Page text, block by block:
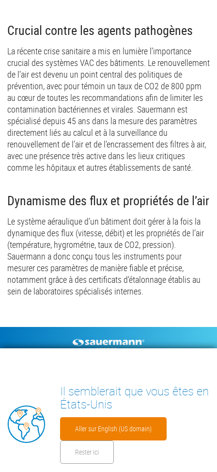
Crucial contre les agents pathogènes
La récente crise sanitaire a mis en lumière l’importance
crucial des systèmes VAC des bâtiments. Le renouvellement
de l’air est devenu un point central des politiques de
prévention, avec pour témoin un taux de CO2 de 800 ppm
au cœur de toutes les recommandations afin de limiter les
contamination bactériennes et virales. Sauermann est
spécialisé depuis 45 ans dans la mesure des paramètres
directement liés au calcul et à la surveillance du
renouvellement de l’air et de l’encrassement des filtres à air,
avec une présence très active dans les lieux critiques
comme les hôpitaux et autres établissements de santé.
Dynamisme des flux et propriétés de l’air
Le système aéraulique d’un bâtiment doit gérer à la fois la
dynamique des flux (vitesse, débit) et les propriétés de l’air
(température, hygrométrie, taux de CO2, pression).
Sauermann a donc conçu tous les instruments pour
mesurer ces paramètres de manière fiable et précise,
notamment grâce à des certificats d’étalonnage établis au
sein de laboratoires spécialisés internes.
DOCUMENTS TECHNIQUES
INSIGHTS
Il semblerait que vous êtes en
États-Unis
Aller sur English (US domain)
Rester ici